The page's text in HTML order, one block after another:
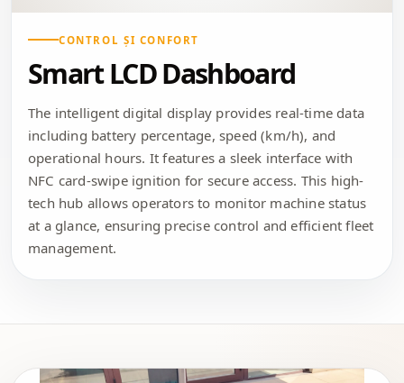
CONTROL ȘI CONFORT
Smart LCD Dashboard
The intelligent digital display provides real-time data
including battery percentage, speed (km/h), and
operational hours. It features a sleek interface with
NFC card-swipe ignition for secure access. This high-
tech hub allows operators to monitor machine status
at a glance, ensuring precise control and efficient fleet
management.